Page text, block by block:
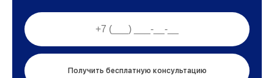
Получить бесплатную консультацию